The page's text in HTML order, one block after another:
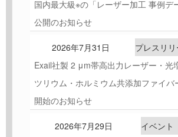
国内最大級※の「レーザー加工 事例デ
公開のお知らせ
2026年7月31日
プレスリリ
Exail社製 2 μm帯高出力レーザー・光
ツリウム・ホルミウム共添加ファイバ
開始のお知らせ
2026年7月29日
イベント